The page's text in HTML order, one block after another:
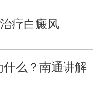
疗白癜风
什么？南通讲解